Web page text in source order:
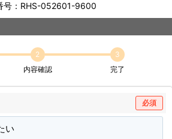
号：RHS-052601-9600
2
内容確認
3
完了
必須
い